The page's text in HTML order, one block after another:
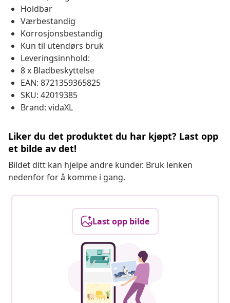
Holdbar
Værbestandig
Korrosjonsbestandig
Kun til utendørs bruk
Leveringsinnhold:
8 x Bladbeskyttelse
EAN: 8721359365825
SKU: 42019385
Brand: vidaXL
Liker du det produktet du har kjøpt? Last opp
et bilde av det!
Bildet ditt kan hjelpe andre kunder. Bruk lenken
nedenfor for å komme i gang.
Last opp bilde